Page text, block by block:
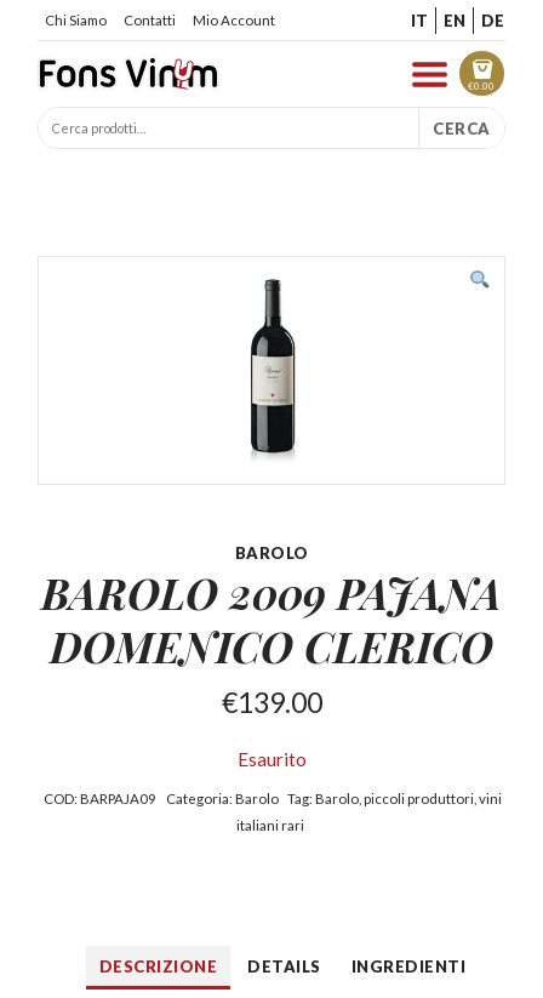
Chi Siamo Contatti Mio Account IT EN DE
€0.00
CERCA
BAROLO
BAROLO 2009 PAJANA
DOMENICO CLERICO
€139.00
Esaurito
COD:BARPAJA09 Categoria: Barolo Tag:Barolo ,piccoli produttori ,vini
italiani rari
DESCRIZIONE DETAILS INGREDIENTI